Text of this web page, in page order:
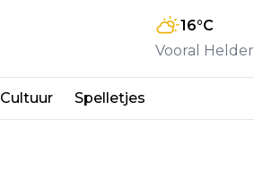
16°C
Vooral Helder
Cultuur Spelletjes